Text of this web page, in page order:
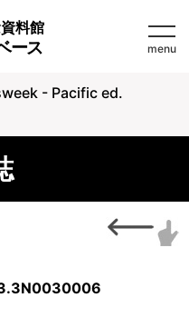
料館
ース menu
- Pacific ed.